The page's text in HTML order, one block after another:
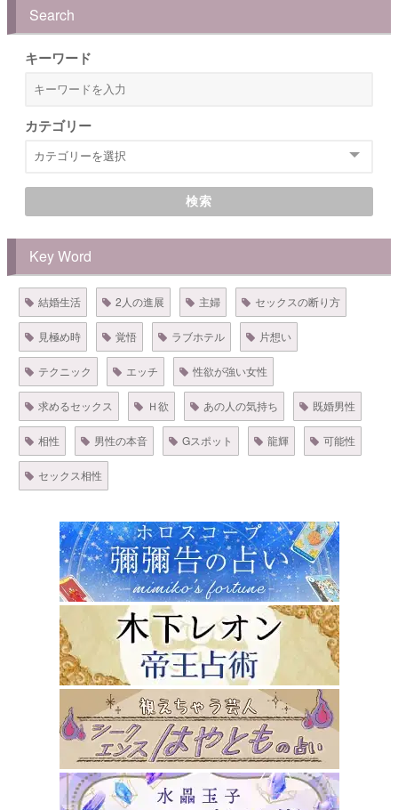
Search
キーワード
カテゴリー
検索
Key Word
結婚生活 2人の進展 主婦 セックスの断り方
見極め時 覚悟 ラブホテル 片想い
テクニック エッチ 性欲が強い女性
求めるセックス Ｈ欲 あの人の気持ち 既婚男性
相性 男性の本音 Gスポット 龍輝 可能性
セックス相性